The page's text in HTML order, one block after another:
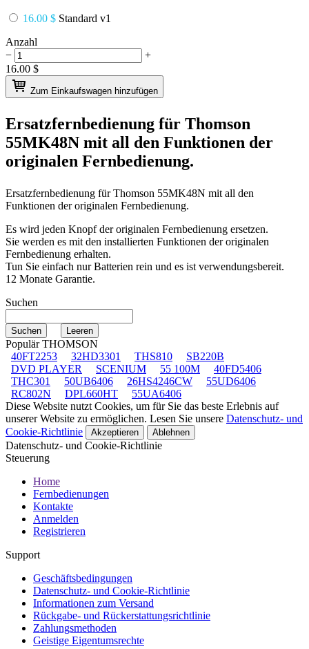
16.00 $ Standard v1
Anzahl
−
+
16.00 $
Zum Einkaufswagen hinzufügen
Ersatzfernbedienung für Thomson
55MK48N mit all den Funktionen der
originalen Fernbedienung.
Ersatzfernbedienung fürThomson 55MK48N mit all den
Funktionen der originalen Fernbedienung.
Es wird jeden Knopf der originalen Fernbedienung ersetzen.
Sie werden es mit den installierten Funktionen der originalen
Fernbedienung erhalten.
Tun Sie einfach nur Batterien rein und es ist verwendungsbereit.
12 Monate Garantie.
Suchen
Populär THOMSON
40FT2253
32HD3301 THS810
SB220B
DVD PLAYER
SCENIUM 55 100M
40FD5406
THC301
50UB6406 26HS4246CW
55UD6406
RC802N
DPL660HT
55UA6406
Diese Website nutzt Cookies, um für Sie das beste Erlebnis auf
unserer Website zu ermöglichen. Lesen Sie unsere Datenschutz- und
Cookie-Richtlinie
Akzeptieren Ablehnen
Datenschutz- und Cookie-Richtlinie
Steuerung
Home
Fernbedienungen
Kontakte
Anmelden
Registrieren
Support
Geschäftsbedingungen
Datenschutz- und Cookie-Richtlinie
Informationen zum Versand
Rückgabe- und Rückerstattungsrichtlinie
Zahlungsmethoden
Geistige Eigentumsrechte